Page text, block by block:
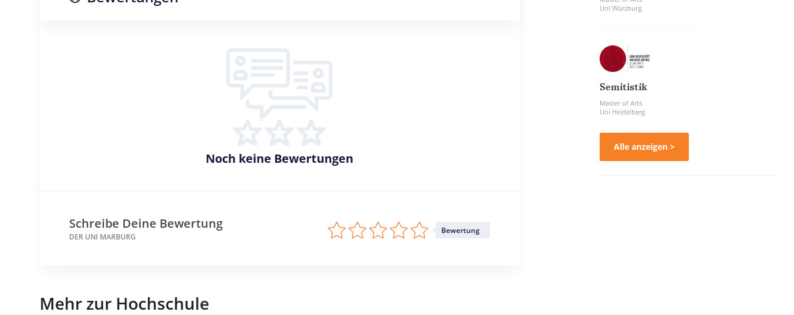
Noch keine Bewertungen
Schreibe Deine Bewertung
DER UNI MARBURG
Bewertung
Mehr zur Hochschule
Uni Würzburg
Semitistik
Master of Arts
Uni Heidelberg
Alle anzeigen >